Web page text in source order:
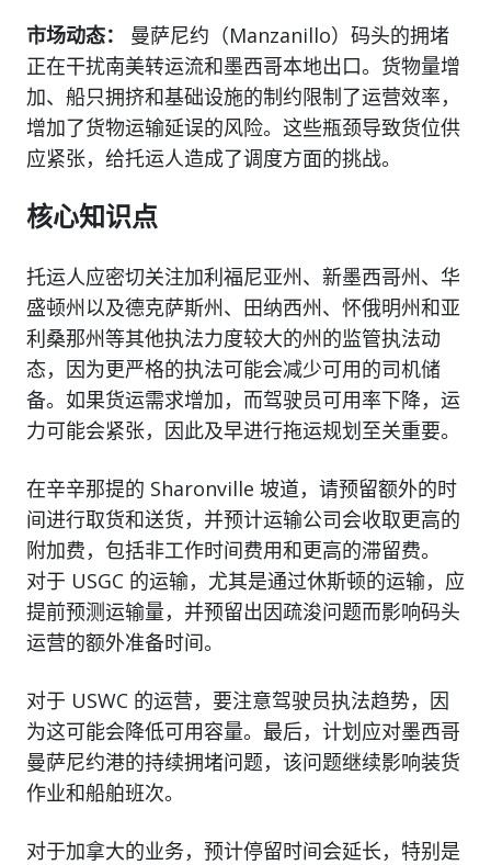
市场动态： 曼萨尼约（Manzanillo）码头的拥堵
正在干扰南美转运流和墨西哥本地出口。货物量增
加、船只拥挤和基础设施的制约限制了运营效率，
增加了货物运输延误的风险。这些瓶颈导致货位供
应紧张，给托运人造成了调度方面的挑战。
核心知识点
托运人应密切关注加利福尼亚州、新墨西哥州、华
盛顿州以及德克萨斯州、田纳西州、怀俄明州和亚
利桑那州等其他执法力度较大的州的监管执法动
态，因为更严格的执法可能会减少可用的司机储
备。如果货运需求增加，而驾驶员可用率下降，运
力可能会紧张，因此及早进行拖运规划至关重要。
在辛辛那提的 Sharonville 坡道，请预留额外的时
间进行取货和送货，并预计运输公司会收取更高的
附加费，包括非工作时间费用和更高的滞留费。
对于 USGC 的运输，尤其是通过休斯顿的运输，应
提前预测运输量，并预留出因疏浚问题而影响码头
运营的额外准备时间。
对于 USWC 的运营，要注意驾驶员执法趋势，因
为这可能会降低可用容量。最后，计划应对墨西哥
曼萨尼约港的持续拥堵问题，该问题继续影响装货
作业和船舶班次。
对于加拿大的业务，预计停留时间会延长，特别是